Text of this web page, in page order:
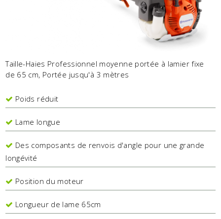
Taille-Haies Professionnel moyenne portée à lamier fixe
de 65 cm, Portée jusqu'à 3 mètres
Poids réduit
Lame longue
Des composants de renvois d'angle pour une grande
longévité
Position du moteur
Longueur de lame 65cm